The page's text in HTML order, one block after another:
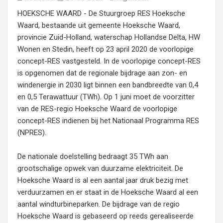
HOEKSCHE WAARD - De Stuurgroep RES Hoeksche
Waard, bestaande uit gemeente Hoeksche Waard,
provincie Zuid-Holland, waterschap Hollandse Delta, HW
Wonen en Stedin, heeft op 23 april 2020 de voorlopige
concept-RES vastgesteld. In de voorlopige concept-RES
is opgenomen dat de regionale bijdrage aan zon- en
windenergie in 2030 ligt binnen een bandbreedte van 0,4
en 0,5 Terawattuur (TWh). Op 1 juni moet de voorzitter
van de RES-regio Hoeksche Waard de voorlopige
concept-RES indienen bij het Nationaal Programma RES
(NPRES).
De nationale doelstelling bedraagt 35 TWh aan
grootschalige opwek van duurzame elektriciteit. De
Hoeksche Waard is al een aantal jaar druk bezig met
verduurzamen en er staat in de Hoeksche Waard al een
aantal windturbineparken. De bijdrage van de regio
Hoeksche Waard is gebaseerd op reeds gerealiseerde